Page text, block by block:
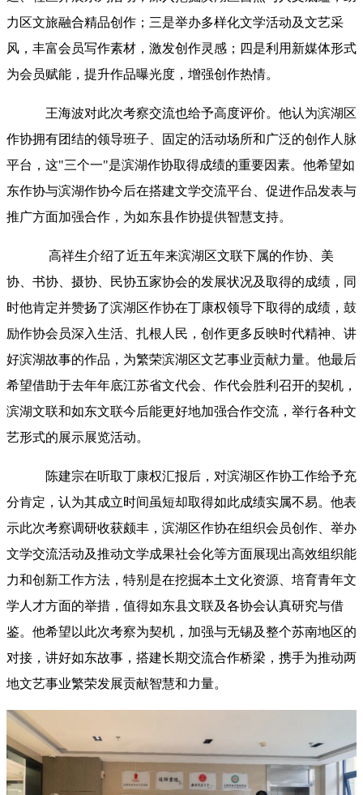
力区文旅融合精品创作；三是举办多样化文学活动及文艺采
风，丰富会员写作素材，激发创作灵感；四是利用新媒体形式
为会员赋能，提升作品曝光度，增强创作热情。
王海波对此次考察交流也给予高度评价。他认为滨湖区
作协拥有团结的领导班子、固定的活动场所和广泛的创作人脉
平台，这"三个一"是滨湖作协取得成绩的重要因素。他希望如
东作协与滨湖作协今后在搭建文学交流平台、促进作品发表与
推广方面加强合作，为如东县作协提供智慧支持。
高祥生介绍了近五年来滨湖区文联下属的作协、美
协、书协、摄协、民协五家协会的发展状况及取得的成绩，同
时他肯定并赞扬了滨湖区作协在丁康权领导下取得的成绩，鼓
励作协会员深入生活、扎根人民，创作更多反映时代精神、讲
好滨湖故事的作品，为繁荣滨湖区文艺事业贡献力量。他最后
希望借助于去年年底江苏省文代会、作代会胜利召开的契机，
滨湖文联和如东文联今后能更好地加强合作交流，举行各种文
艺形式的展示展览活动。
陈建宗在听取丁康权汇报后，对滨湖区作协工作给予充
分肯定，认为其成立时间虽短却取得如此成绩实属不易。他表
示此次考察调研收获颇丰， 滨湖区作协在组织会员创作、举办
文学交流活动及推动文学成果社会化等方面展现出高效组织能
力和创新工作方法，特别是在挖掘本土文化资源、培育青年文
学人才方面的举措，值得如东县文联及各协会认真研究与借
鉴。 他希望以此次考察为契机，加强与无锡及整个苏南地区的
对接，讲好如东故事，搭建长期交流合作桥梁，携手为推动两
地文艺事业繁荣发展贡献智慧和力量。